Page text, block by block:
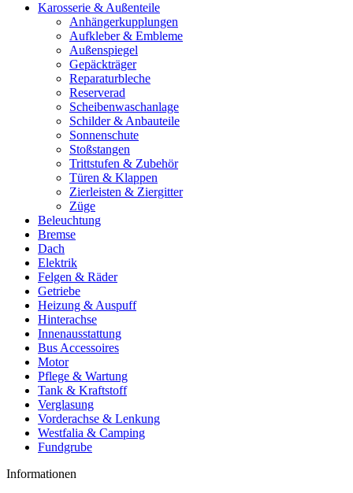
Karosserie & Außenteile
Anhängerkupplungen
Aufkleber & Embleme
Außenspiegel
Gepäckträger
Reparaturbleche
Reserverad
Scheibenwaschanlage
Schilder & Anbauteile
Sonnenschute
Stoßstangen
Trittstufen & Zubehör
Türen & Klappen
Zierleisten & Ziergitter
Züge
Beleuchtung
Bremse
Dach
Elektrik
Felgen & Räder
Getriebe
Heizung & Auspuff
Hinterachse
Innenausstattung
Bus Accessoires
Motor
Pflege & Wartung
Tank & Kraftstoff
Verglasung
Vorderachse & Lenkung
Westfalia & Camping
Fundgrube
Informationen